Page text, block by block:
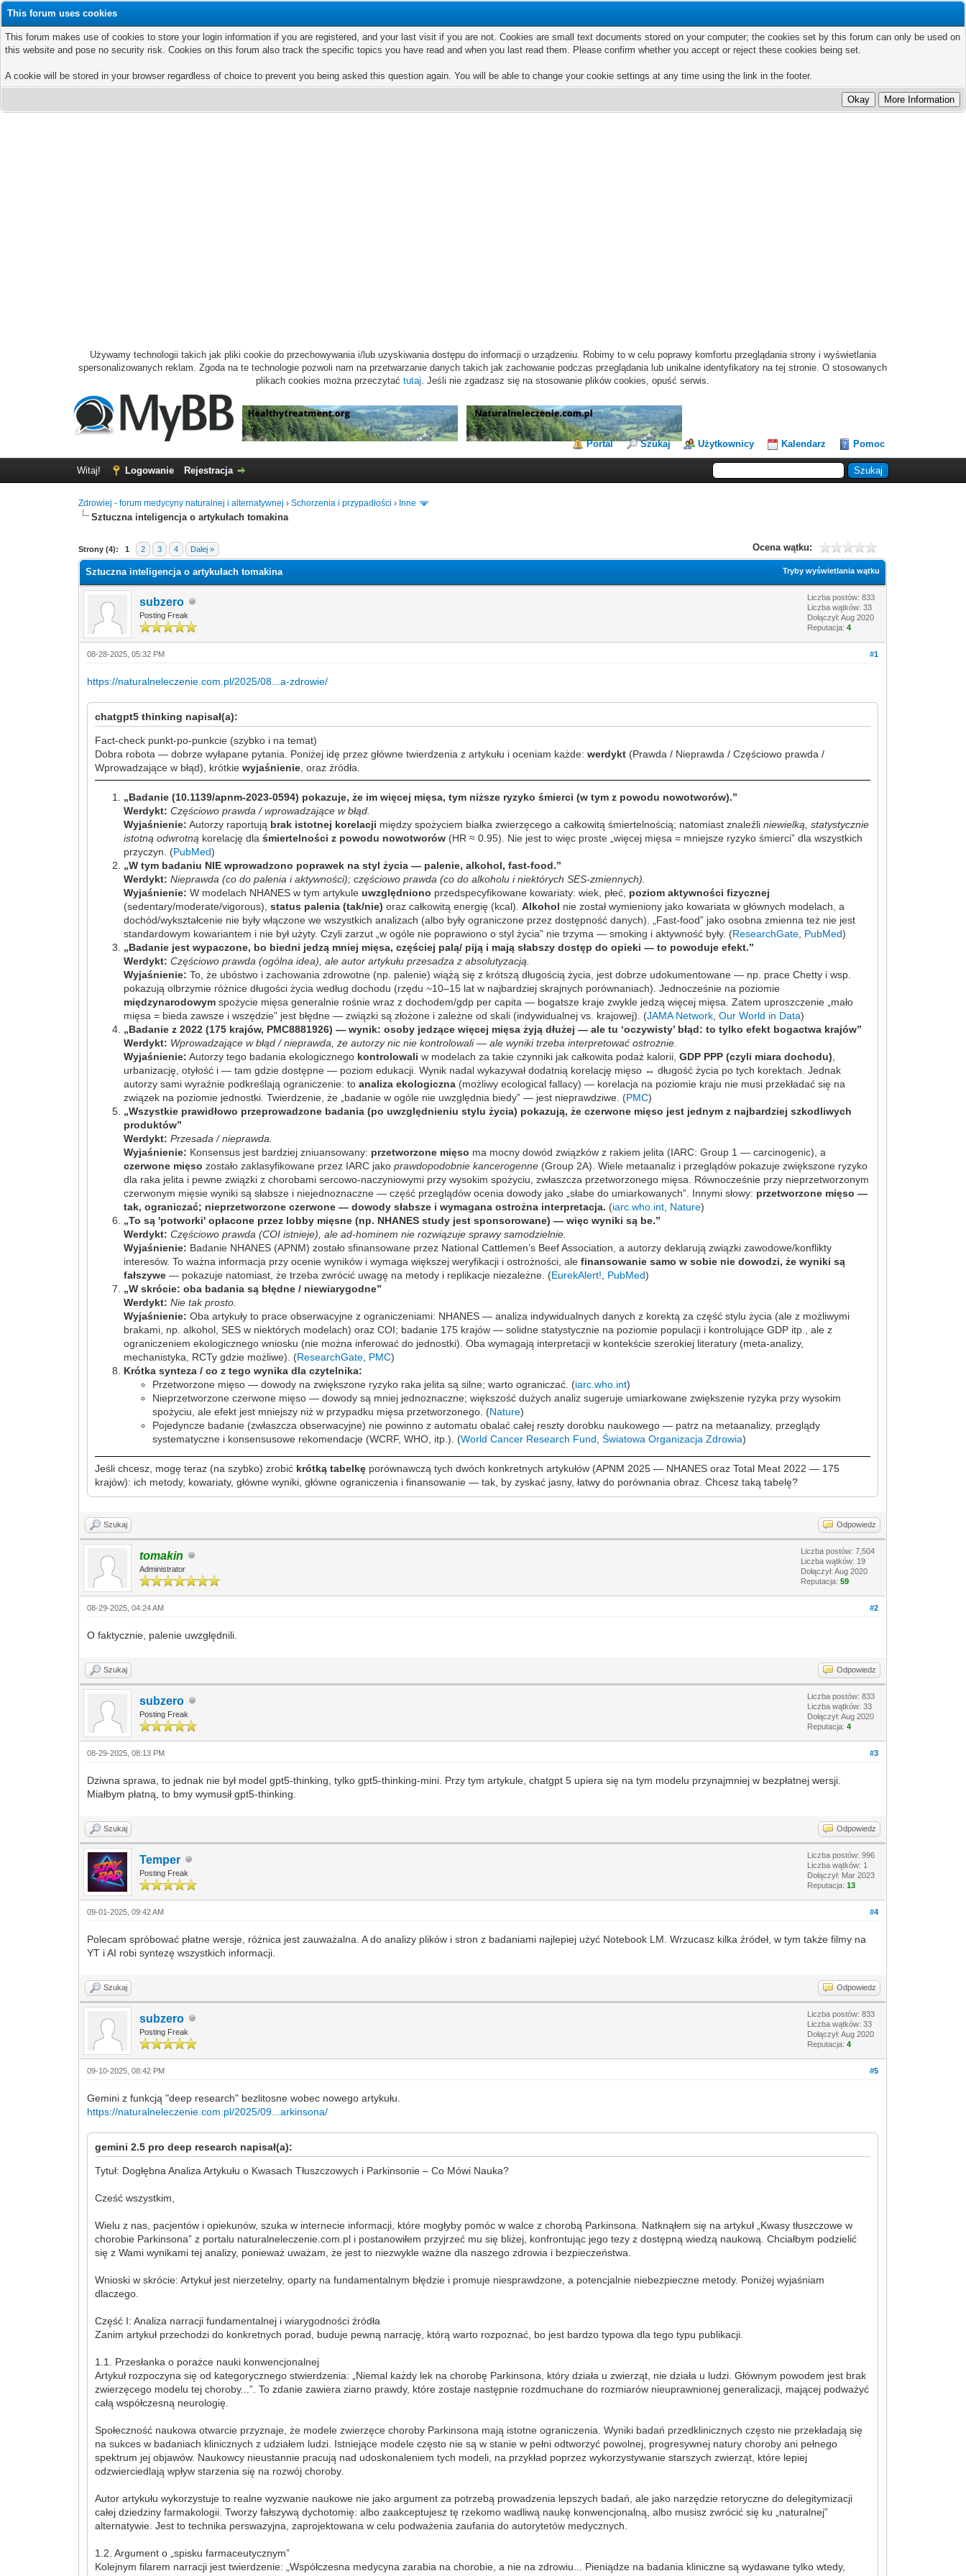
This forum uses cookies
This forum makes use of cookies to store your login information if you are registered, and your last visit if you are not. Cookies are small text documents stored on your computer; the cookies set by this forum can only be used on
this website and pose no security risk. Cookies on this forum also track the specific topics you have read and when you last read them. Please confirm whether you accept or reject these cookies being set.
A cookie will be stored in your browser regardless of choice to prevent you being asked this question again. You will be able to change your cookie settings at any time using the link in the footer.
Używamy technologii takich jak pliki cookie do przechowywania i/lub uzyskiwania dostępu do informacji o urządzeniu. Robimy to w celu poprawy komfortu przeglądania strony i wyświetlania
spersonalizowanych reklam. Zgoda na te technologie pozwoli nam na przetwarzanie danych takich jak zachowanie podczas przeglądania lub unikalne identyfikatory na tej stronie. O stosowanych
plikach cookies można przeczytaćtutaj. Jeśli nie zgadzasz się na stosowanie plików cookies, opuść serwis.
Portal Szukaj Użytkownicy Kalendarz Pomoc
Witaj! Logowanie Rejestracja
Zdrowiej - forum medycyny naturalnej i alternatywnej ›Schorzenia i przypadłości › Inne
Sztuczna inteligencja o artykułach tomakina
Strony (4): 1 2 3 4 Dalej » Ocena wątku:
0 głosów - średnia: 0
1
2
3
4
5
Tryby wyświetlania wątku
Sztuczna inteligencja o artykułach tomakina
subzero
Posting Freak
Liczba postów: 833
Liczba wątków: 33
Dołączył: Aug 2020
Reputacja:4
#1
08-28-2025, 05:32 PM
https://naturalneleczenie.com.pl/2025/08...a-zdrowie/
chatgpt5 thinking napisał(a):
Fact-check punkt-po-punkcie (szybko i na temat)
Dobra robota — dobrze wyłapane pytania. Poniżej idę przez główne twierdzenia z artykułu i oceniam każde:werdykt (Prawda / Nieprawda / Częściowo prawda /
Wprowadzające w błąd), krótkiewyjaśnienie , oraz źródła.
„Badanie (10.1139/apnm-2023-0594) pokazuje, że im więcej mięsa, tym niższe ryzyko śmierci (w tym z powodu nowotworów).”
Werdykt: Częściowo prawda / wprowadzające w błąd.
Wyjaśnienie: Autorzy raportują brak istotnej korelacji między spożyciem białka zwierzęcego a całkowitą śmiertelnością; natomiast znaleźliniewielką, statystycznie
istotną odwrotną korelację dlaśmiertelności z powodu nowotworów (HR ≈ 0.95). Nie jest to więc proste „więcej mięsa = mniejsze ryzyko śmierci” dla wszystkich
przyczyn. (PubMed)
„W tym badaniu NIE wprowadzono poprawek na styl życia — palenie, alkohol, fast-food.”
Werdykt: Nieprawda (co do palenia i aktywności); częściowo prawda (co do alkoholu i niektórych SES-zmiennych).
Wyjaśnienie: W modelach NHANES w tym artykuleuwzględniono przedspecyfikowane kowariaty: wiek, płeć, poziom aktywności fizycznej
(sedentary/moderate/vigorous),status palenia (tak/nie) oraz całkowitą energię (kcal).Alkohol nie został wymieniony jako kowariata w głównych modelach, a
dochód/wykształcenie nie były włączone we wszystkich analizach (albo były ograniczone przez dostępność danych). „Fast-food” jako osobna zmienna też nie jest
standardowym kowariantem i nie był użyty. Czyli zarzut „w ogóle nie poprawiono o styl życia” nie trzyma — smoking i aktywność były. (ResearchGate PubMed)
„Badanie jest wypaczone, bo biedni jedzą mniej mięsa, częściej palą/ piją i mają słabszy dostęp do opieki — to powoduje efekt.”
Werdykt: Częściowo prawda (ogólna idea), ale autor artykułu przesadza z absolutyzacją.
Wyjaśnienie: To, że ubóstwo i zachowania zdrowotne (np. palenie) wiążą się z krótszą długością życia, jest dobrze udokumentowane — np. prace Chetty i wsp.
pokazują olbrzymie różnice długości życia według dochodu (rzędu ~10–15 lat w najbardziej skrajnych porównaniach). Jednocześnie na poziomie
międzynarodowym spożycie mięsa generalnie rośnie wraz z dochodem/gdp per capita — bogatsze kraje zwykle jedzą więcej mięsa. Zatem uproszczenie „mało
mięsa = bieda zawsze i wszędzie” jest błędne — związki są złożone i zależne od skali (indywidualnej vs. krajowej). (JAMA Network ,Our World in Data)
„Badanie z 2022 (175 krajów, PMC8881926) — wynik: osoby jedzące więcej mięsa żyją dłużej — ale tu ‘oczywisty’ błąd: to tylko efekt bogactwa krajów”
Werdykt: Wprowadzające w błąd / nieprawda, że autorzy nic nie kontrolowali — ale wyniki trzeba interpretować ostrożnie.
Wyjaśnienie: Autorzy tego badania ekologicznego kontrolowali w modelach za takie czynniki jak całkowita podaż kalorii,GDP PPP (czyli miara dochodu)
urbanizację, otyłość i — tam gdzie dostępne — poziom edukacji. Wynik nadal wykazywał dodatnią korelację mięso ↔️ długość życia po tych korektach. Jednak
autorzy sami wyraźnie podkreślają ograniczenie: toanaliza ekologiczna (możliwy ecological fallacy) — korelacja na poziomie kraju nie musi przekładać się na
związek na poziomie jednostki. Twierdzenie, że „badanie w ogóle nie uwzględnia biedy” — jest nieprawdziwe. (PMC)
„Wszystkie prawidłowo przeprowadzone badania (po uwzględnieniu stylu życia) pokazują, że czerwone mięso jest jednym z najbardziej szkodliwych
produktów”
Werdykt: Przesada / nieprawda.
Wyjaśnienie: Konsensus jest bardziej zniuansowany: przetworzone mięso ma mocny dowód związków z rakiem jelita (IARC: Group 1 — carcinogenic), a
czerwone mięso zostało zaklasyfikowane przez IARC jakoprawdopodobnie kancerogenne (Group 2A). Wiele metaanaliz i przeglądów pokazuje zwiększone ryzyko
dla raka jelita i pewne związki z chorobami sercowo-naczyniowymi przy wysokim spożyciu, zwłaszcza przetworzonego mięsa. Równocześnie przy nieprzetworzonym
czerwonym mięsie wyniki są słabsze i niejednoznaczne — część przeglądów ocenia dowody jako „słabe do umiarkowanych”. Innymi słowy: przetworzone mięso —
tak, ograniczać; nieprzetworzone czerwone — dowody słabsze i wymagana ostrożna interpretacja. (iarc.who.int Nature)
„To są 'potworki' opłacone przez lobby mięsne (np. NHANES study jest sponsorowane) — więc wyniki są be.”
Werdykt: Częściowo prawda (COI istnieje), ale ad-hominem nie rozwiązuje sprawy samodzielnie.
Wyjaśnienie: Badanie NHANES (APNM) zostało sfinansowane przez National Cattlemen’s Beef Association, a autorzy deklarują związki zawodowe/konflikty
interesów. To ważna informacja przy ocenie wyników i wymaga większej weryfikacji i ostrożności, alefinansowanie samo w sobie nie dowodzi, że wyniki są
fałszywe — pokazuje natomiast, że trzeba zwrócić uwagę na metody i replikacje niezależne. (EurekAlert! PubMed)
„W skrócie: oba badania są błędne / niewiarygodne”
Werdykt: Nie tak prosto.
Wyjaśnienie: Oba artykuły to prace obserwacyjne z ograniczeniami: NHANES — analiza indywidualnych danych z korektą za część stylu życia (ale z możliwymi
brakami, np. alkohol, SES w niektórych modelach) oraz COI; badanie 175 krajów — solidne statystycznie na poziomie populacji i kontrolujące GDP itp., ale z
ograniczeniem ekologicznego wniosku (nie można inferować do jednostki). Oba wymagają interpretacji w kontekście szerokiej literatury (meta-analizy,
mechanistyka, RCTy gdzie możliwe). (ResearchGate PMC)
Krótka synteza / co z tego wynika dla czytelnika:
Przetworzone mięso — dowody na zwiększone ryzyko raka jelita są silne; warto ograniczać. (iarc.who.int)
Nieprzetworzone czerwone mięso — dowody są mniej jednoznaczne; większość dużych analiz sugeruje umiarkowane zwiększenie ryzyka przy wysokim
spożyciu, ale efekt jest mniejszy niż w przypadku mięsa przetworzonego. (Nature)
Pojedyncze badanie (zwłaszcza obserwacyjne) nie powinno z automatu obalać całej reszty dorobku naukowego — patrz na metaanalizy, przeglądy
systematyczne i konsensusowe rekomendacje (WCRF, WHO, itp.). (World Cancer Research Fund ,Światowa Organizacja Zdrowia)
Jeśli chcesz, mogę teraz (na szybko) zrobić krótką tabelkę porównawczą tych dwóch konkretnych artykułów (APNM 2025 — NHANES oraz Total Meat 2022 — 175
krajów): ich metody, kowariaty, główne wyniki, główne ograniczenia i finansowanie — tak, by zyskać jasny, łatwy do porównania obraz. Chcesz taką tabelę?
Szukaj Odpowiedz
tomakin
Administrator
Liczba postów: 7,504
Liczba wątków: 19
Dołączył: Aug 2020
Reputacja:59
#2
08-29-2025, 04:24 AM
O faktycznie, palenie uwzględnili.
Szukaj Odpowiedz
subzero
Posting Freak
Liczba postów: 833
Liczba wątków: 33
Dołączył: Aug 2020
Reputacja:4
#3
08-29-2025, 08:13 PM
Dziwna sprawa, to jednak nie był model gpt5-thinking, tylko gpt5-thinking-mini. Przy tym artykule, chatgpt 5 upiera się na tym modelu przynajmniej w bezpłatnej wersji.
Miałbym płatną, to bmy wymusił gpt5-thinking.
Szukaj Odpowiedz
Temper
Posting Freak
Liczba postów: 996
Liczba wątków: 1
Dołączył: Mar 2023
Reputacja:13
#4
09-01-2025, 09:42 AM
Polecam spróbować płatne wersje, różnica jest zauważalna. A do analizy plików i stron z badaniami najlepiej użyć Notebook LM. Wrzucasz kilka źródeł, w tym także filmy na
YT i AI robi syntezę wszystkich informacji.
Szukaj Odpowiedz
subzero
Posting Freak
Liczba postów: 833
Liczba wątków: 33
Dołączył: Aug 2020
Reputacja:4
#5
09-10-2025, 08:42 PM
Gemini z funkcją "deep research" bezlitosne wobec nowego artykułu.
https://naturalneleczenie.com.pl/2025/09...arkinsona/
gemini 2.5 pro deep research napisał(a):
Tytuł: Dogłębna Analiza Artykułu o Kwasach Tłuszczowych i Parkinsonie – Co Mówi Nauka?
Cześć wszystkim,
Wielu z nas, pacjentów i opiekunów, szuka w internecie informacji, które mogłyby pomóc w walce z chorobą Parkinsona. Natknąłem się na artykuł „Kwasy tłuszczowe w
chorobie Parkinsona” z portalu naturalneleczenie.com.pl i postanowiłem przyjrzeć mu się bliżej, konfrontując jego tezy z dostępną wiedzą naukową. Chciałbym podzielić
się z Wami wynikami tej analizy, ponieważ uważam, że jest to niezwykle ważne dla naszego zdrowia i bezpieczeństwa.
Wnioski w skrócie: Artykuł jest nierzetelny, oparty na fundamentalnym błędzie i promuje niesprawdzone, a potencjalnie niebezpieczne metody. Poniżej wyjaśniam
dlaczego.
Część I: Analiza narracji fundamentalnej i wiarygodności źródła
Zanim artykuł przechodzi do konkretnych porad, buduje pewną narrację, którą warto rozpoznać, bo jest bardzo typowa dla tego typu publikacji.
1.1. Przesłanka o porażce nauki konwencjonalnej
Artykuł rozpoczyna się od kategorycznego stwierdzenia: „Niemal każdy lek na chorobę Parkinsona, który działa u zwierząt, nie działa u ludzi. Głównym powodem jest brak
zwierzęcego modelu tej choroby...”. To zdanie zawiera ziarno prawdy, które zostaje następnie rozdmuchane do rozmiarów nieuprawnionej generalizacji, mającej podważyć
całą współczesną neurologię.
Społeczność naukowa otwarcie przyznaje, że modele zwierzęce choroby Parkinsona mają istotne ograniczenia. Wyniki badań przedklinicznych często nie przekładają się
na sukces w badaniach klinicznych z udziałem ludzi. Istniejące modele często nie są w stanie w pełni odtworzyć powolnej, progresywnej natury choroby ani pełnego
spektrum jej objawów. Naukowcy nieustannie pracują nad udoskonaleniem tych modeli, na przykład poprzez wykorzystywanie starszych zwierząt, które lepiej
odzwierciedlają wpływ starzenia się na rozwój choroby.
Autor artykułu wykorzystuje to realne wyzwanie naukowe nie jako argument za potrzebą prowadzenia lepszych badań, ale jako narzędzie retoryczne do delegitymizacji
całej dziedziny farmakologii. Tworzy fałszywą dychotomię: albo zaakceptujesz tę rzekomo wadliwą naukę konwencjonalną, albo musisz zwrócić się ku „naturalnej”
alternatywie. Jest to technika perswazyjna, zaprojektowana w celu podważenia zaufania do autorytetów medycznych.
1.2. Argument o „spisku farmaceutycznym”
Kolejnym filarem narracji jest twierdzenie: „Współczesna medycyna zarabia na chorobie, a nie na zdrowiu... Pieniądze na badania kliniczne są wydawane tylko wtedy,